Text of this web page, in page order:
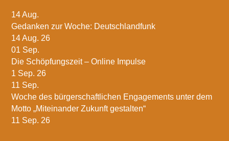
14Aug.
Gedanken zur Woche: Deutschlandfunk
14 Aug. 26
01 Sep.
Die Schöpfungszeit – Online Impulse
1 Sep. 26
11 Sep.
Woche des bürgerschaftlichen Engagements unter dem
Motto „Miteinander Zukunft gestalten“
11 Sep. 26